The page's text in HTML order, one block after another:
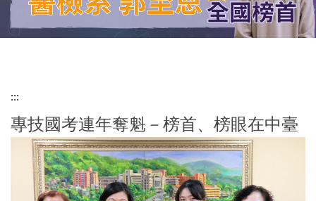
:::
專技國考連年奪魁－榜首、榜眼在中臺